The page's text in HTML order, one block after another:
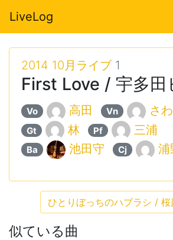
LiveLog
2014 10月ライブ1
First Love / 宇多田
Vo 高田 Vn さ
Gt 林 Pf 三浦
Ba 池田守 Cj 浦
ひとりぼっちのハブラシ / 桜
似ている曲